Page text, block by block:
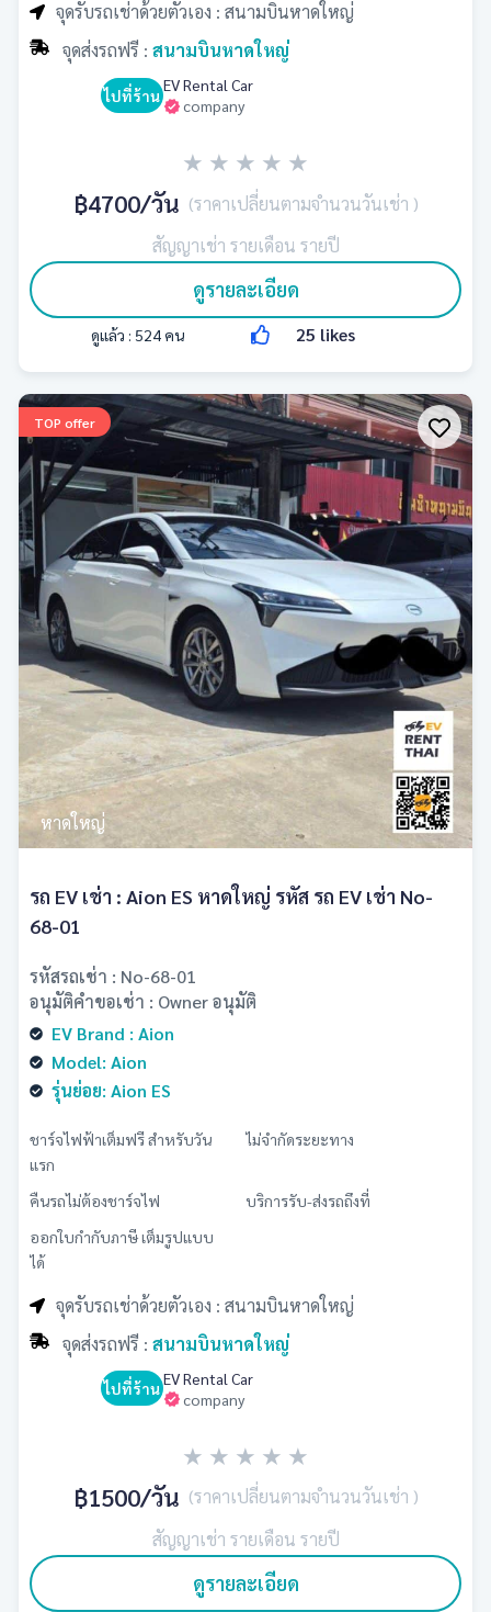
จุดรับรถเช่าด้วยตัวเอง : สนามบินหาดใหญ่
จุดส่งรถฟรี : สนามบินหาดใหญ่
ไปที่ร้าน
company
EV Rental Car
฿4700/วัน (ราคาเปลี่ยนตามจำนวนวันเช่า )
สัญญาเช่า รายเดือน รายปี
★ ★ ★ ★ ★
ดูรายละเอียด
ดูแล้ว : 524 คน 25 likes
TOP offer
หาดใหญ่
รถ EV เช่า : Aion ES หาดใหญ่ รหัส รถ EV เช่า No-
68-01
รหัสรถเช่า : No-68-01
อนุมัติคำขอเช่า : Owner อนุมัติ
EV Brand : Aion
Model: Aion
รุ่นย่อย: Aion ES
ชาร์จไฟฟ้าเต็มฟรี สำหรับวัน
แรก
ไม่จำกัดระยะทาง
คืนรถไม่ต้องชาร์จไฟ
บริการรับ-ส่งรถถึงที่
ออกใบกำกับภาษี เต็มรูปแบบ
ได้
จุดรับรถเช่าด้วยตัวเอง : สนามบินหาดใหญ่
จุดส่งรถฟรี : สนามบินหาดใหญ่
ไปที่ร้าน
company
EV Rental Car
฿1500/วัน (ราคาเปลี่ยนตามจำนวนวันเช่า )
สัญญาเช่า รายเดือน รายปี
★ ★ ★ ★ ★
ดูรายละเอียด